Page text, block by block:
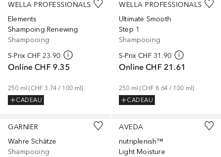
WELLA PROFESSIONALS
Elements
Shampoing Renewing
Shampooing
S-Prix CHF 23.90
Online CHF 9.35
250 ml (CHF 3.74 / 100 ml)
CADEAU
WELLA PROFESSIONALS
Ultimate Smooth
Step 1
Shampooing
S-Prix CHF 31.90
Online CHF 21.61
250 ml (CHF 8.64 / 100 ml)
CADEAU
GARNIER
Wahre Schätze
Shampooing
AVEDA
nutriplenish™
Light Moisture